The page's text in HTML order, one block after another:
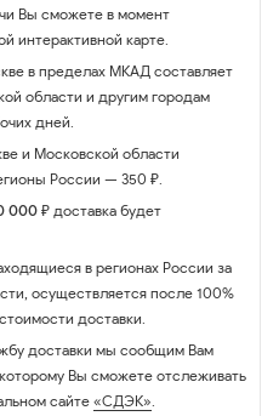
Вы сможете в момент
интерактивной карте.
в пределах МКАД составляет
области и другим городам
дней.
и Московской области
России — 350 ₽.
000 ₽доставка будет
в регионах России за
осуществляется после 100%
доставки.
доставки мы сообщим Вам
Вы сможете отслеживать
сайте «СДЭК».